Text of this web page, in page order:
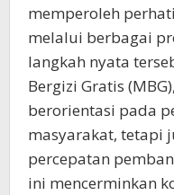
memperoleh
melalui berbagai
langkah nyata
Bergizi Gratis
berorientasi pada
masyarakat, tetapi
percepatan
ini mencerminkan